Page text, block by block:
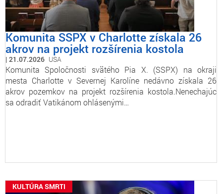
Komunita SSPX v Charlotte získala 26
akrov na projekt rozšírenia kostola
21.07.2026 USA
Komunita Spoločnosti svätého Pia X. (SSPX) na okraji
mesta Charlotte v Severnej Karolíne nedávno získala 26
akrov pozemkov na projekt rozšírenia kostola.Nenechajúc
sa odradiť Vatikánom ohlásenými…
KULTÚRA SMRTI